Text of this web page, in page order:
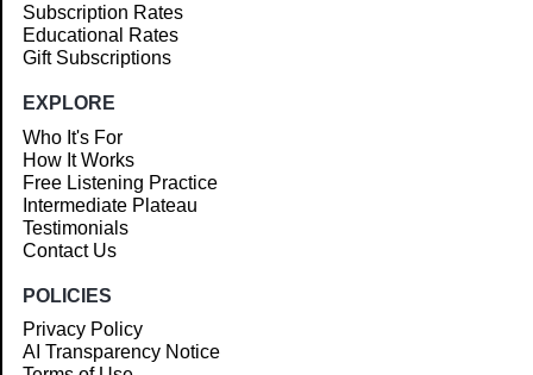
Subscription Rates
Educational Rates
Gift Subscriptions
EXPLORE
Who It's For
How It Works
Free Listening Practice
Intermediate Plateau
Testimonials
Contact Us
POLICIES
Privacy Policy
AI Transparency Notice